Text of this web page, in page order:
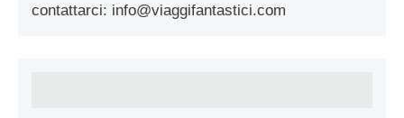
contattarci: info@viaggifantastici.com